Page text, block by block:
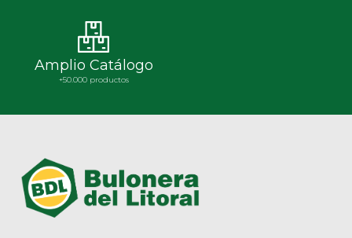
Amplio Catálogo
+50.000 productos